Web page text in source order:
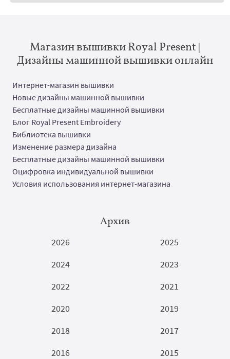
Магазин вышивки Royal Present |
Дизайны машинной вышивки онлайн
Интернет-магазин вышивки
Новые дизайны машинной вышивки
Бесплатные дизайны машинной вышивки
Блог Royal Present Embroidery
Библиотека вышивки
Изменение размера дизайна
Бесплатные дизайны машинной вышивки
Оцифровка индивидуальной вышивки
Условия использования интернет-магазина
Архив
2026
2025
2024
2023
2022
2021
2020
2019
2018
2017
2016
2015